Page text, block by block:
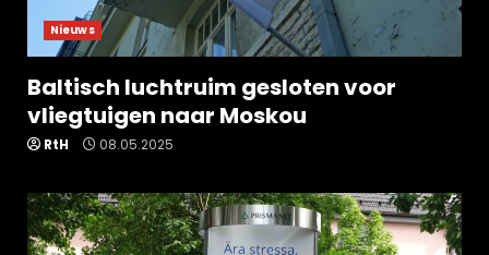
Nieuws
Baltisch luchtruim gesloten voor
vliegtuigen naar Moskou
RtH 08.05.2025